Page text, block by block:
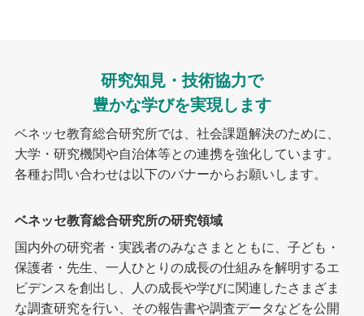
研究知見・技術協力で
豊かな学びを実現します
ベネッセ教育総合研究所では、社会課題解決のために、
大学・研究機関や自治体等との連携を強化しています。
各種お問い合わせは以下のバナーからお願いします。
ベネッセ教育総合研究所の研究領域
国内外の研究者・実践者のみなさまとともに、子ども・
保護者・先生、一人ひとりの成長の仕組みを解明するエ
ビデンスを創出し、人の成長や学びに関連したさまざま
な調査研究を行い、その報告書や調査データなどを公開